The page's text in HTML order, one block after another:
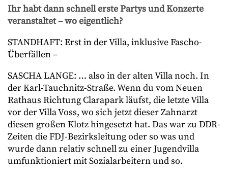
Ihr habt dann schnell erste Partys und Konzerte
veranstaltet – wo eigentlich?
STANDHAFT: Erst in der Villa, inklusive Fascho-
Überfällen –
SASCHA LANGE: … also in der alten Villa noch. In
der Karl-Tauchnitz-Straße. Wenn du vom Neuen
Rathaus Richtung Clarapark läufst, die letzte Villa
vor der Villa Voss, wo sich jetzt dieser Zahnarzt
diesen großen Klotz hingesetzt hat. Das war zu DDR-
Zeiten die FDJ-Bezirksleitung oder so was und
wurde dann relativ schnell zu einer Jugendvilla
umfunktioniert mit Sozialarbeitern und so.